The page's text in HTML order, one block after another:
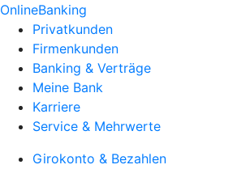
OnlineBanking
Privatkunden
Firmenkunden
Banking & Verträge
Meine Bank
Karriere
Service & Mehrwerte
Girokonto & Bezahlen